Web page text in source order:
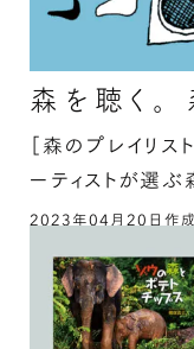
森を聴く。
［森のプレイリス
ーティストが選ぶ
2023年04月20日作成